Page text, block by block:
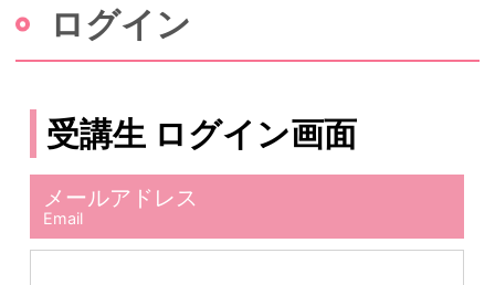
ログイン
受講生 ログイン画面
メールアドレス
Email